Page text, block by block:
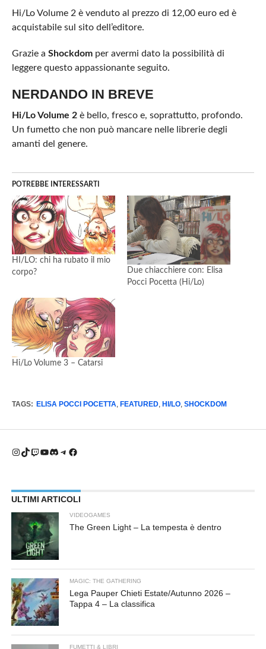
Hi/Lo Volume 2 è venduto al prezzo di 12,00 euro ed è
acquistabile sul sito dell’editore.
Grazie a Shockdomper avermi dato la possibilità di
leggere questo appassionante seguito.
NERDANDO IN BREVE
Hi/Lo Volume 2è bello, fresco e, soprattutto, profondo.
Un fumetto che non può mancare nelle librerie degli
amanti del genere.
POTREBBE INTERESSARTI
HI/LO: chi ha rubato il mio
corpo?
Due chiacchiere con: Elisa
Pocci Pocetta (Hi/Lo)
Hi/Lo Volume 3 – Catarsi
TAGS: ELISA POCCI POCETTA FEATURED, HI/LO, SHOCKDOM
Instagram
TikTok
Twitch
YouTube
Discord
Telegram
Facebook
ULTIMI ARTICOLI
VIDEOGAMES
The Green Light – La tempesta è dentro
MAGIC: THE GATHERING
Lega Pauper Chieti Estate/Autunno 2026 –
Tappa 4 – La classifica
FUMETTI & LIBRI